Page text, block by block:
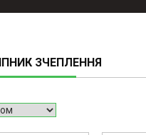
ЗЧЕПЛЕННЯ